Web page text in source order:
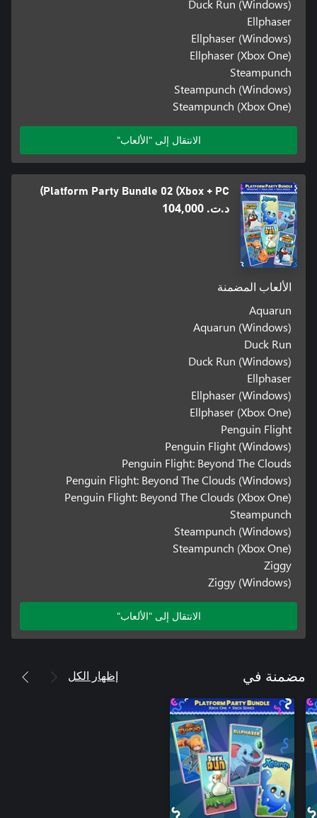
Duck Run (Windows)
Ellphaser
Ellphaser (Windows)
Ellphaser (Xbox One)
Steampunch
Steampunch (Windows)
Steampunch (Xbox One)
الانتقال إلى "الألعاب"
Platform Party Bundle 02 (Xbox + PC)
د.ت.‏ 104,000
الألعاب المضمنة
Aquarun
Aquarun (Windows)
Duck Run
Duck Run (Windows)
Ellphaser
Ellphaser (Windows)
Ellphaser (Xbox One)
Penguin Flight
Penguin Flight (Windows)
Penguin Flight: Beyond The Clouds
Penguin Flight: Beyond The Clouds (Windows)
Penguin Flight: Beyond The Clouds (Xbox One)
Steampunch
Steampunch (Windows)
Steampunch (Xbox One)
Ziggy
Ziggy (Windows)
الانتقال إلى "الألعاب"
مضمنة في إظهار الكل